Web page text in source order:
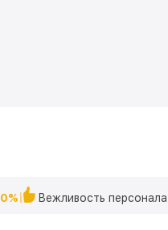
Вежливость персонала